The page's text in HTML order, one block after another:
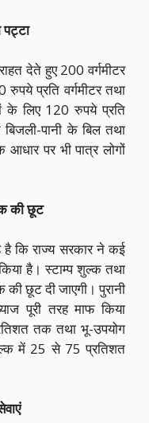
पट्टा
देते हुए 200 वर्गमीटर
प्रति वर्गमीटर तथा
लिए 120 रुपये प्रति
बिजली-पानी के बिल तथा
आधार पर भी पात्र लोगों
की छूट
कि राज्य सरकार ने कई
है। स्टाम्प शुल्क तथा
छूट दी जाएगी। पुरानी
पूरी तरह माफ किया
तक तथा भू-उपयोग
में 25 से 75 प्रतिशत